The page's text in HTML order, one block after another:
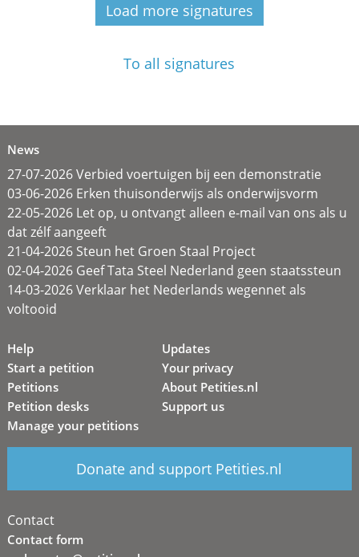
Load more signatures
To all signatures
News
27-07-2026 Verbied voertuigen bij een demonstratie
03-06-2026 Erken thuisonderwijs als onderwijsvorm
22-05-2026 Let op, u ontvangt alleen e-mail van ons als u
dat zélf aangeeft
21-04-2026 Steun het Groen Staal Project
02-04-2026 Geef Tata Steel Nederland geen staatssteun
14-03-2026 Verklaar het Nederlands wegennet als
voltooid
Help
Start a petition
Petitions
Petition desks
Manage your petitions
Updates
Your privacy
About Petities.nl
Support us
Donate and support Petities.nl
Contact
Contact form